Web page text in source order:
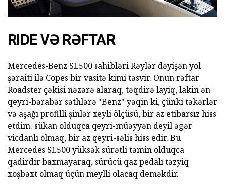
RIDE VƏ RƏFTAR
Mercedes-Benz SL500 sahibləri Rəylər dəyişən yol
şəraiti ilə Copes bir vasitə kimi təsvir. Onun rəftar
Roadster çəkisi nəzərə alaraq, təqdirə layiq, lakin ən
qeyri-bərabər səthlərə "Benz" yəqin ki, çünki təkərlər
və aşağı profilli şinlər xeyli ölçüsü, bir az etibarsız hiss
etdim. sükan olduqca qeyri-müəyyən deyil əgər
vicdanlı olmaq, bir az qeyri-səlis hiss edir. Bu
Mercedes SL500 yüksək sürətli təmin olduqca
qadirdir baxmayaraq, sürücü qaz pedalı təzyiq
xoşbəxt olmaq üçün meylli olacaq deməkdir.